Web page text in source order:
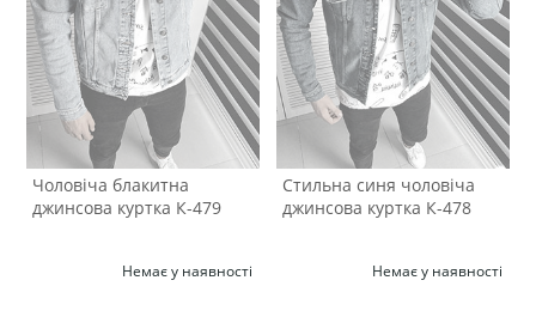
Чоловіча блакитна
джинсова куртка К-479
Немає у наявності
Стильна синя чоловіча
джинсова куртка К-478
Немає у наявності